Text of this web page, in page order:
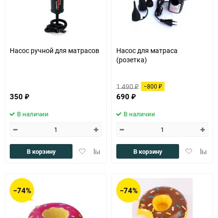
Насос ручной для матрасов
350 ₽
В наличии
ДобавитьДобавить
В корзину
Насос для матраса
(розетка)
1 490₽ −800 ₽
690 ₽
В наличии
Добавить
В корзину
−74% −74%